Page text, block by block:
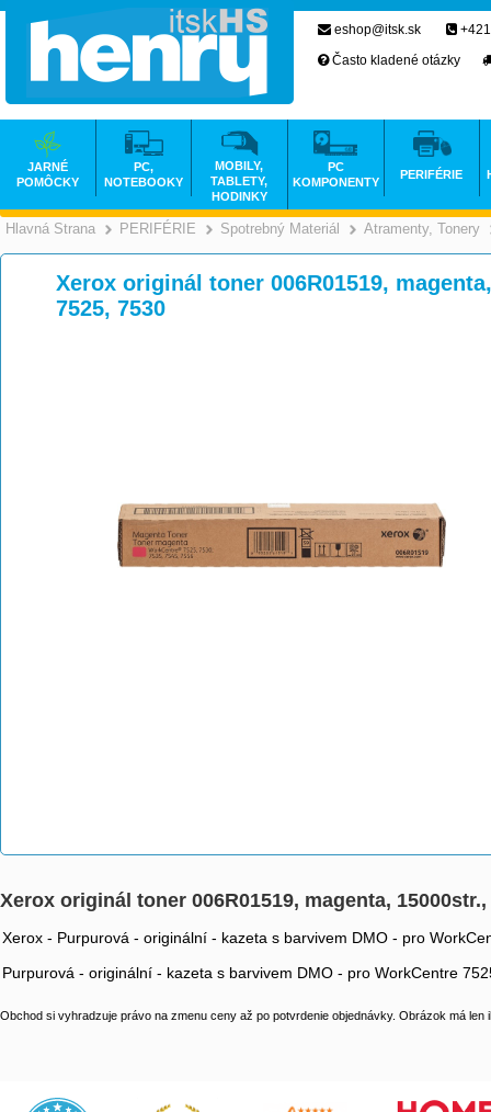
Hlavná Strana >
PERIFÉRIE >
Spotrebný Materiál >
Atramenty, Tonery
Xerox originál toner 006R01519,
7525, 7530
Xerox originál toner 006R01519, magenta,
Xerox - Purpurová - originální - kazeta s barvivem DMO - pro
Purpurová - originální - kazeta s barvivem DMO - pro WorkCentre
Obchod si vyhradzuje právo na zmenu ceny až po potvrdenie objednávky. Obrázok má len
eshop@itsk.sk
Často kladené otázky
JARNÉ
POMÔCKY
PC,
NOTEBOOKY
MOBILY,
TABLETY,
HODINKY
PC
KOMPONENTY
PERIFÉRIE